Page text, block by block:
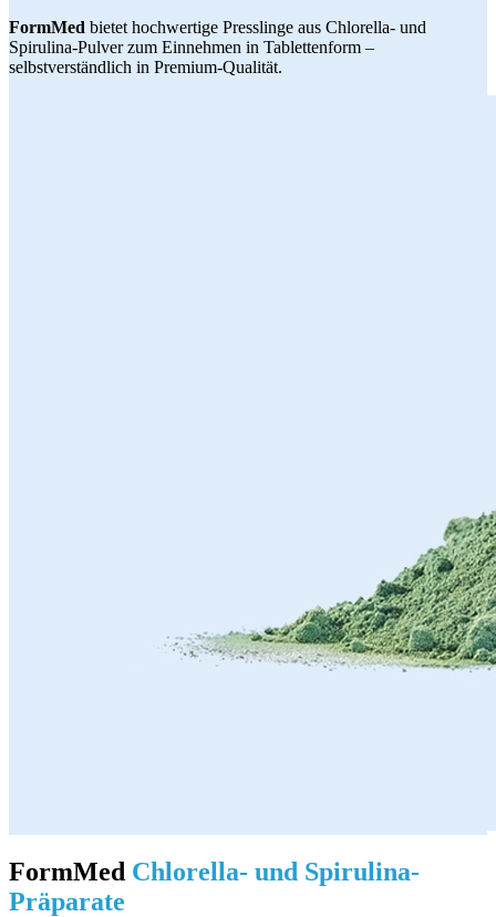
FormMed bietet hochwertige Presslinge aus Chlorella- und
Spirulina-Pulver zum Einnehmen in Tablettenform –
selbstverständlich in Premium-Qualität.
FormMed Chlorella- und Spirulina-
Präparate